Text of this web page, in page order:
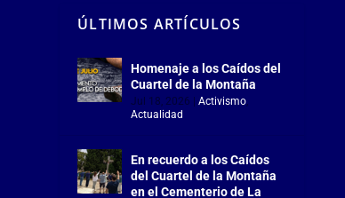
ÚLTIMOS ARTÍCULOS
Homenaje a los Caídos del
Cuartel de la Montaña
Jul 18, 2026 |Activismo,
Actualidad
En recuerdo a los Caídos
del Cuartel de la Montaña
en el Cementerio de La